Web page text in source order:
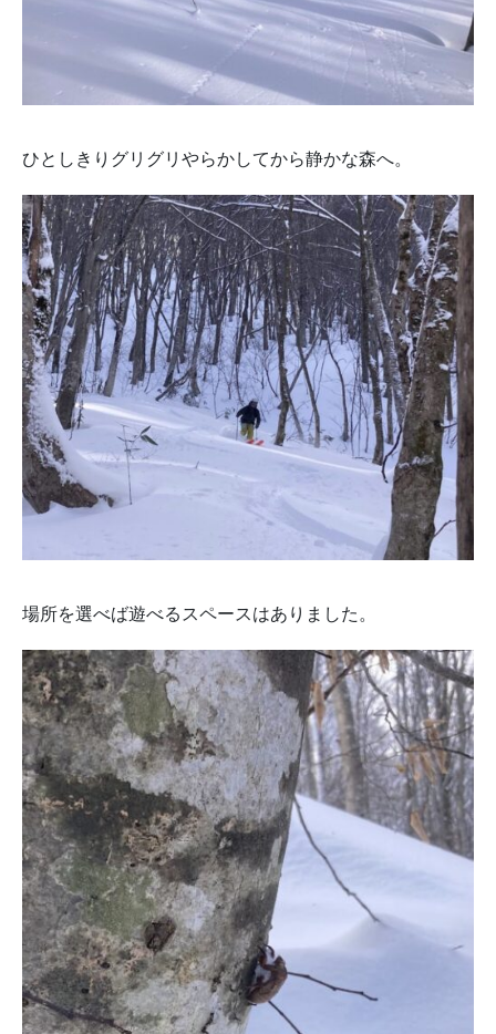
ひとしきりグリグリやらかしてから静かな森へ。
場所を選べば遊べるスペースはありました。